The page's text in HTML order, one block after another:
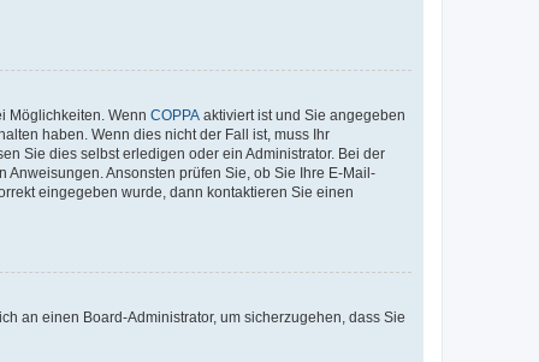
Möglichkeiten. Wenn COPPA aktiviert ist und Sie angegeben
haben. Wenn dies nicht der Fall ist, muss Ihr
Sie dies selbst erledigen oder ein Administrator. Bei der
Ansonsten prüfen Sie, ob Sie Ihre E-Mail-
eingegeben wurde, dann kontaktieren Sie einen
an einen Board-Administrator, um sicherzugehen, dass Sie